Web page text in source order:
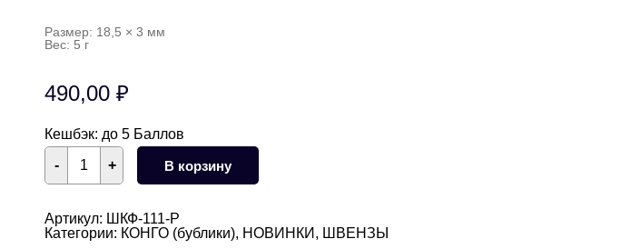
Размер: 18,5 × 3 мм
Вес: 5 г
490,00 ₽
Кешбэк: до 5 Баллов
+
Количество
товара
Швензы
гладкие
18,5
мм
- В корзину
Артикул: ШКФ-111-Р
Категории: КОНГО (бублики), НОВИНКИ , ШВЕНЗЫ